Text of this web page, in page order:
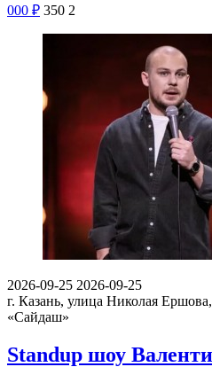
000 ₽ 350 2
2026-09-25 2026-09-25
г. Казань, улица Николая
«Сайдаш»
Standup шоу